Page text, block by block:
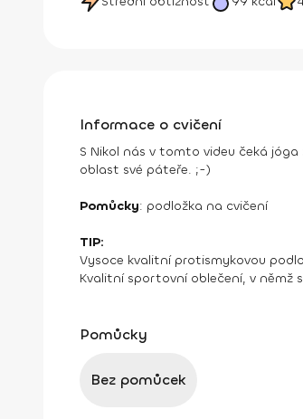
Informace o cvičení
S Nikol nás v tomto videu čeká
oblast své páteře. ;-)
Pomůcky: podložka na cvičení
TIP:
Vysoce kvalitní protismykovou
Kvalitní sportovní oblečení, v němž
Pomůcky
Bez pomůcek